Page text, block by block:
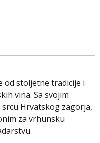
od stoljetne tradicije i
vina. Sa svojim
Hrvatskog zagorja,
za vrhunsku